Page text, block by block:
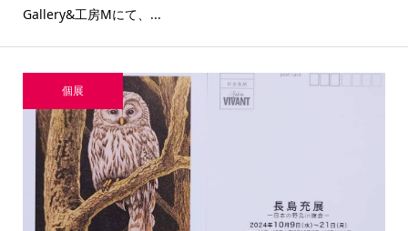
Gallery&工房Mにて、...
個展